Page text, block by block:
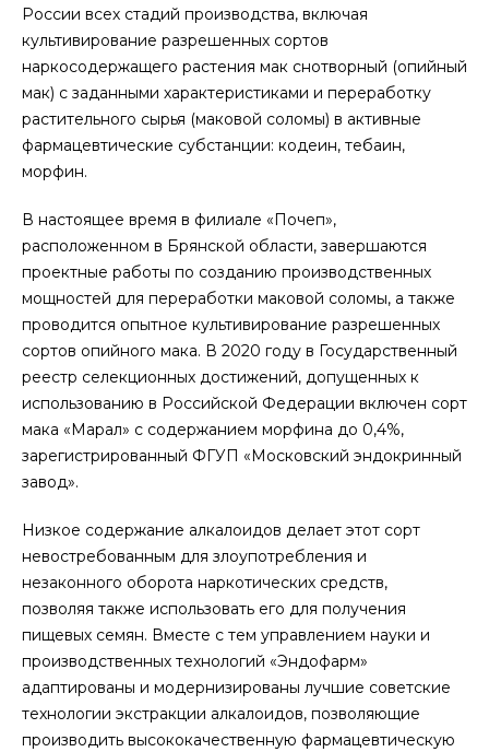
России всех стадий производства, включая
культивирование разрешенных сортов
наркосодержащего растения мак снотворный (опийный
мак) с заданными характеристиками и переработку
растительного сырья (маковой соломы) в активные
фармацевтические субстанции: кодеин, тебаин,
морфин.
В настоящее время в филиале «Почеп»,
расположенном в Брянской области, завершаются
проектные работы по созданию производственных
мощностей для переработки маковой соломы, а также
проводится опытное культивирование разрешенных
сортов опийного мака. В 2020 году в Государственный
реестр селекционных достижений, допущенных к
использованию в Российской Федерации включен сорт
мака «Марал» с содержанием морфина до 0,4%,
зарегистрированный ФГУП «Московский эндокринный
завод».
Низкое содержание алкалоидов делает этот сорт
невостребованным для злоупотребления и
незаконного оборота наркотических средств,
позволяя также использовать его для получения
пищевых семян. Вместе с тем управлением науки и
производственных технологий «Эндофарм»
адаптированы и модернизированы лучшие советские
технологии экстракции алкалоидов, позволяющие
производить высококачественную фармацевтическую